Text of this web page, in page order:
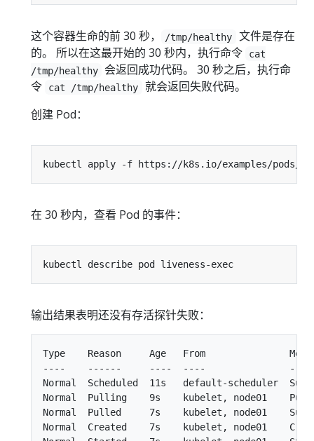
这个容器生命的前 30 秒， /tmp/healthy
文件是存在
的。 所以在这最开始的 30 秒内，执行命令
cat
/tmp/healthy
会返回成功代码。 30 秒之后，执行命
令
cat /tmp/healthy
就会返回失败代码。
创建 Pod：
在 30 秒内，查看 Pod 的事件：
输出结果表明还没有存活探针失败：
Type    Reason     Age   From
----    ------     ----  ----
Normal  Scheduled  11s   default-scheduler
Normal  Pulling    9s    kubelet, node01
Normal  Pulled     7s    kubelet, node01
Normal  Created    7s    kubelet, node01